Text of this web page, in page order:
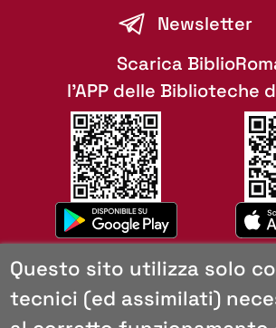
Newsletter
Scarica
l'APP delle Biblioteche
Mappa del sito
Questo sito utilizza solo
tecnici (ed assimilati)